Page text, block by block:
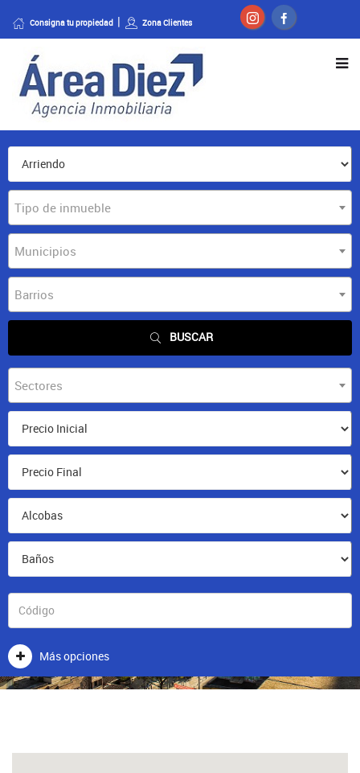
Consigna tu propiedad Zona Clientes
Tipo de inmueble
Municipios
Barrios
BUSCAR
Sectores
Más opciones